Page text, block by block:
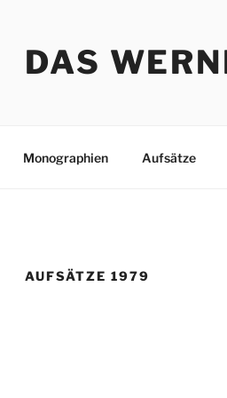
DAS
Monographien Aufsätze
AUFSÄTZE 1979